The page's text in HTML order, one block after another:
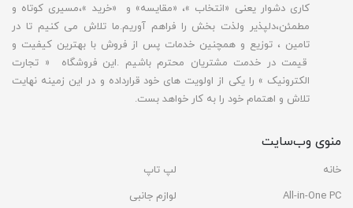
کاری دشوار یعنی «انتخاب »، «مقایسه» و «خرید »،مسیری کوتاه و
مطمئن،دلپذیر ولذت بخش را فراهم آوریم.ما تلاش می کنیم تا در
تامین ، توزیع و همچنین خدمات پس از فروش با بهترین کیفیت و
قیمت در خدمت مشتریان محترم باشیم .این فروشگاه « تجارت
الکترونیک » را یکی از اولویت های خود قرارداده و در این زمینه نهایت
تلاش و اهتمام خود را به کار خواهد بست.
منوی وب‌سایت
خانه
لپ تاپ
All-in-One PC
لوازم جانبی